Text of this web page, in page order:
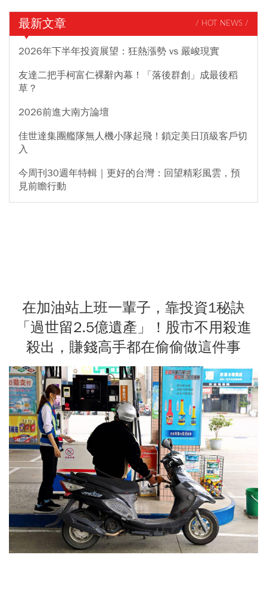
最新文章 / HOT NEWS /
2026年下半年投資展望：狂熱漲勢 vs 嚴峻現實
友達二把手柯富仁裸辭內幕！「落後群創」成最後稻
草？
2026前進大南方論壇
佳世達集團艦隊無人機小隊起飛！鎖定美日頂級客戶切
入
今周刊30週年特輯｜更好的台灣：回望精彩風雲，預
見前瞻行動
在加油站上班一輩子，靠投資1秘訣
「過世留2.5億遺產」！股市不用殺進
殺出，賺錢高手都在偷偷做這件事